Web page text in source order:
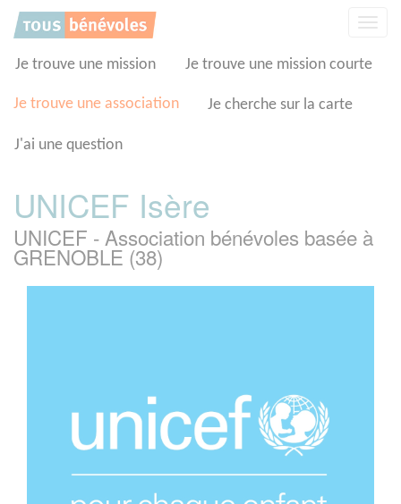
Je trouve une mission Je trouve une mission courte
Je trouve une association Je cherche sur la carte
J'ai une question
UNICEF Isère
UNICEF - Association bénévoles basée à
GRENOBLE (38)
Panneau de gestion des cookies